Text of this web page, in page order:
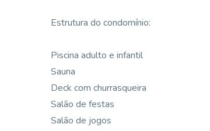
Estrutura do condomínio:
Piscina adulto e infantil
Sauna
Deck com churrasqueira
Salão de festas
Salão de jogos